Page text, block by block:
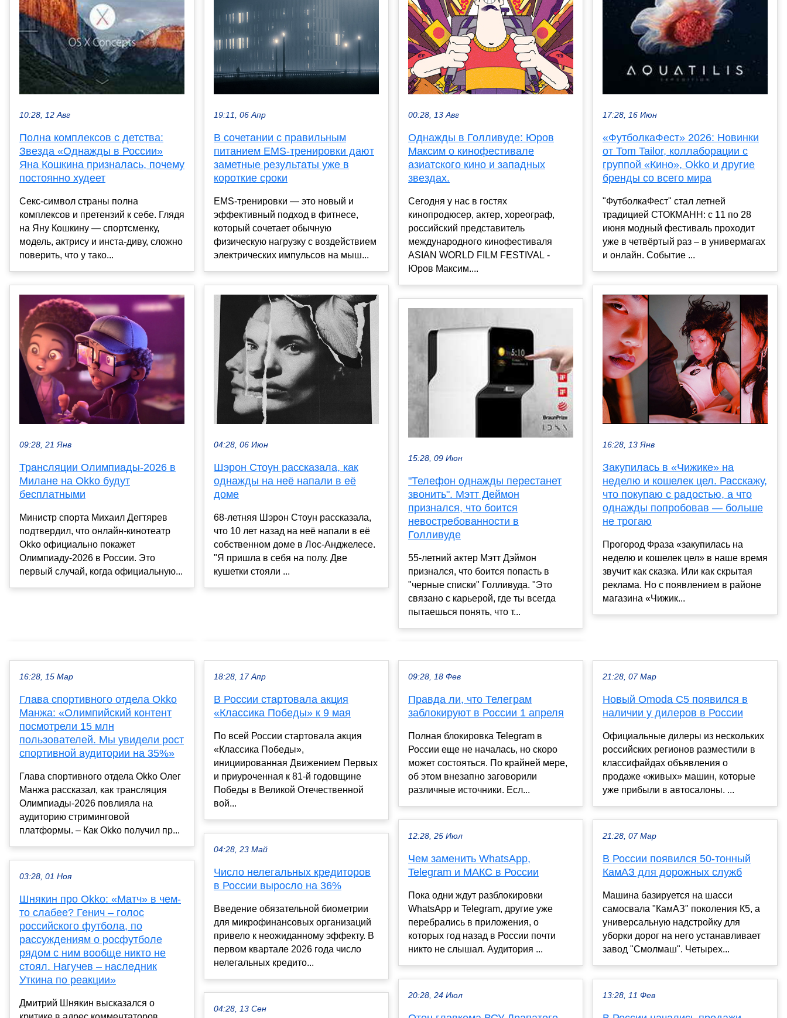
10:28, 12 Авг
Полна комплексов с детства:
Звезда «Однажды в России»
Яна Кошкина призналась, почему
постоянно худеет
Секс-символ страны полна
комплексов и претензий к себе. Глядя
на Яну Кошкину — спортсменку,
модель, актрису и инста-диву, сложно
поверить, что у тако...
09:28, 21 Янв
Трансляции Олимпиады-2026 в
Милане на Okko будут
бесплатными
Министр спорта Михаил Дегтярев
подтвердил, что онлайн-кинотеатр
Okko официально покажет
Олимпиаду-2026 в России. Это
первый случай, когда официальную...
19:11, 06 Апр
В сочетании с правильным
питанием EMS-тренировки дают
заметные результаты уже в
короткие сроки
EMS-тренировки — это новый и
эффективный подход в фитнесе,
который сочетает обычную
физическую нагрузку с воздействием
электрических импульсов на мыш...
04:28, 06 Июн
Шэрон Стоун рассказала, как
однажды на неё напали в её
доме
68-летняя Шэрон Стоун рассказала,
что 10 лет назад на неё напали в её
собственном доме в Лос-Анджелесе.
"Я пришла в себя на полу. Две
кушетки стояли ...
00:28, 13 Авг
Однажды в Голливуде: Юров
Максим о кинофестивале
азиатского кино и западных
звездах.
Сегодня у нас в гостях
кинопродюсер, актер, хореограф,
российский представитель
международного кинофестиваля
ASIAN WORLD FILM FESTIVAL -
Юров Максим....
15:28, 09 Июн
"Телефон однажды перестанет
звонить". Мэтт Деймон
признался, что боится
невостребованности в
Голливуде
55-летний актер Мэтт Дэймон
признался, что боится попасть в
"черные списки" Голливуда. "Это
связано с карьерой, где ты всегда
пытаешься понять, что т...
17:28, 16 Июн
«ФутболкаФест» 2026: Новинки
от Tom Tailor, коллаборации с
группой «Кино», Okko и другие
бренды со всего мира
"ФутболкаФест" стал летней
традицией СТОКМАНН: с 11 по 28
июня модный фестиваль проходит
уже в четвёртый раз – в универмагах
и онлайн. Событие ...
16:28, 13 Янв
Закупилась в «Чижике» на
неделю и кошелек цел. Расскажу,
что покупаю с радостью, а что
однажды попробовав — больше
не трогаю
Прогород Фраза «закупилась на
неделю и кошелек цел» в наше время
звучит как сказка. Или как скрытая
реклама. Но с появлением в районе
магазина «Чижик...
16:28, 15 Мар
Глава спортивного отдела Okko
Манжа: «Олимпийский контент
посмотрели 15 млн
пользователей. Мы увидели рост
спортивной аудитории на 35%»
Глава спортивного отдела Okko Олег
Манжа рассказал, как трансляция
Олимпиады-2026 повлияла на
аудиторию стриминговой
платформы. – Как Okko получил пр...
03:28, 01 Ноя
Шнякин про Okko: «Матч» в чем-
то слабее? Генич – голос
российского футбола, по
рассуждениям о росфутболе
рядом с ним вообще никто не
стоял. Нагучев – наследник
Уткина по реакции»
Дмитрий Шнякин высказался о
18:28, 17 Апр
В России стартовала акция
«Классика Победы» к 9 мая
По всей России стартовала акция
«Классика Победы»,
инициированная Движением Первых
и приуроченная к 81-й годовщине
Победы в Великой Отечественной
вой...
04:28, 23 Май
Число нелегальных кредиторов
в России выросло на 36%
Введение обязательной биометрии
для микрофинансовых организаций
привело к неожиданному эффекту. В
первом квартале 2026 года число
нелегальных кредито...
04:28, 13 Сен
09:28, 18 Фев
Правда ли, что Телеграм
заблокируют в России 1 апреля
Полная блокировка Telegram в
России еще не началась, но скоро
может состояться. По крайней мере,
об этом внезапно заговорили
различные источники. Есл...
12:28, 25 Июл
Чем заменить WhatsApp,
Telegram и МАКС в России
Пока одни ждут разблокировки
WhatsApp и Telegram, другие уже
перебрались в приложения, о
которых год назад в России почти
никто не слышал. Аудитория ...
20:28, 24 Июл
21:28, 07 Мар
Новый Omoda C5 появился в
наличии у дилеров в России
Официальные дилеры из нескольких
российских регионов разместили в
классифайдах объявления о
продаже «живых» машин, которые
уже прибыли в автосалоны. ...
21:28, 07 Мар
В России появился 50-тонный
КамАЗ для дорожных служб
Машина базируется на шасси
самосвала "КамАЗ" поколения К5, а
универсальную надстройку для
уборки дорог на него устанавливает
завод "Смолмаш". Четырех...
13:28, 11 Фев